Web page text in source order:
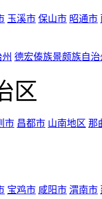
玉溪市 保山市 昭通市
德宏傣族景颇族自治
区
市 昌都市 山南地区 那
宝鸡市 咸阳市 渭南市